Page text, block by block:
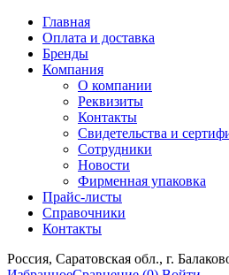
Главная
Оплата и доставка
Бренды
Компания
О компании
Реквизиты
Контакты
Свидетельства и
Сотрудники
Новости
Фирменная упаковка
Прайс-листы
Справочники
Контакты
Россия, Саратовская обл., г.